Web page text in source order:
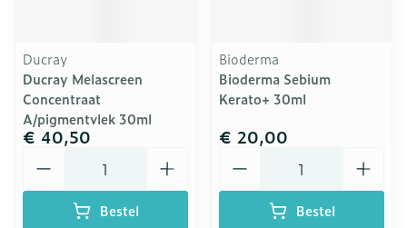
Ducray
Ducray Melascreen
Concentraat
A/pigmentvlek 30ml
€ 40,50
Bestel
Bioderma
Bioderma Sebium
Kerato+ 30ml
€ 20,00
Bestel